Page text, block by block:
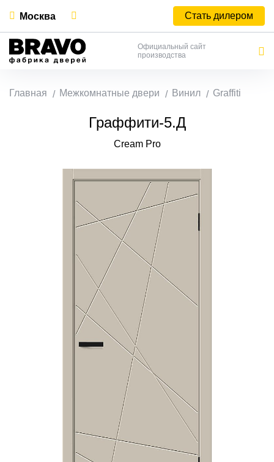
Москва Стать дилером
Официальный сайт
производства
Главная Межкомнатные двери Винил Graffiti
Граффити-5.Д
Cream Pro